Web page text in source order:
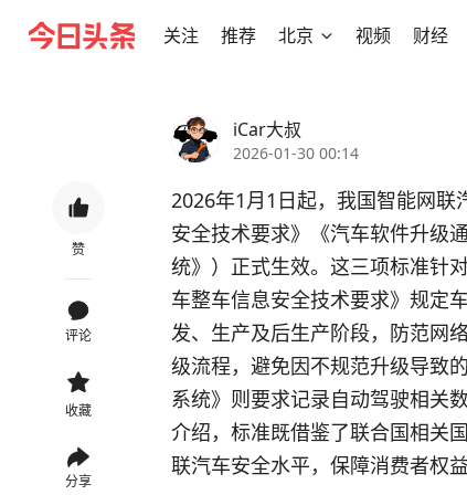
关注 推荐 北京 视频 财经
赞
评论
收藏
分享
iCar大叔
2026-01-30 00:14
2026年1月1日起，我国智能网联
安全技术要求》《汽车软件升级
统》）正式生效。这三项标准针
车整车信息安全技术要求》规定
发、生产及后生产阶段，防范网
级流程，避免因不规范升级导致
系统》则要求记录自动驾驶相关
介绍，标准既借鉴了联合国相关
联汽车安全水平，保障消费者权益